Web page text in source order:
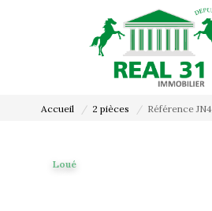
Accueil 2 pièces Référence
Loué